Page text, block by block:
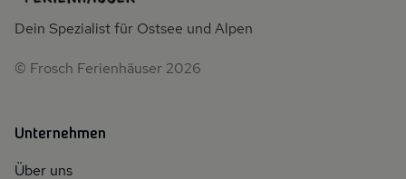
Dein Spezialist für Ostsee und Alpen
© Frosch Ferienhäuser 2026
Unternehmen
Über uns